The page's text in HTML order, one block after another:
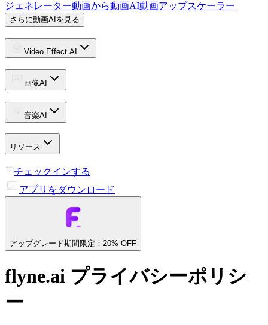
ジェネレーター動画から動画AI動画アップスケーラー
さらに動画AIを見る
Video Effect AI
画像AI
音楽AI
リソース
チェックインする
アプリをダウンロード
アップグレード期間限定：20% OFF
flyne.ai プライバシーポリシ
ー